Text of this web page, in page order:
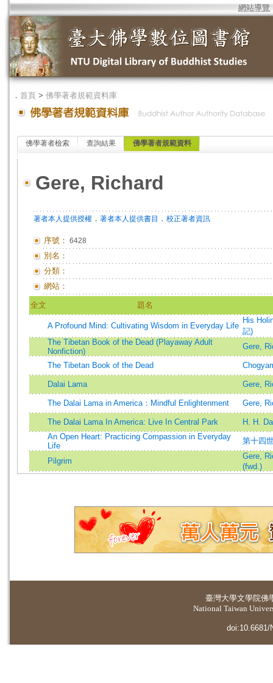
網站導覽
． 首頁 > 佛學著者規範資料庫
佛學著者檢索 查詢結果 佛學著者規範資料
Gere, Richard
著者本人提供授權 ． 著者本人提供書目 ． 校正著者資訊
序號： 6428
別名：
分類：
網站：
全文 題名
A Profound Mind: Cultivating Wisdom in Everyday Life
His
記)
The Tibetan Book of the Dead (Playaway Adult
Nonfiction)
Gere,
The Tibetan Book of the Dead
Dalai Lama Gere,
The Dalai Lama in America：Mindful Enlightenment Gere,
The Dalai Lama In America: Live In Central Park
H. H.
An Open Heart: Practicing Compassion in Everyday
Life
第十四
Pilgrim
Gere,
(fwd.)
臺灣大學文學院佛
National Taiwan
doi:10.6681/